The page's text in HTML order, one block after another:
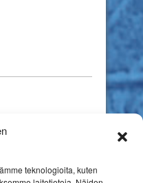
teknologioita, kuten